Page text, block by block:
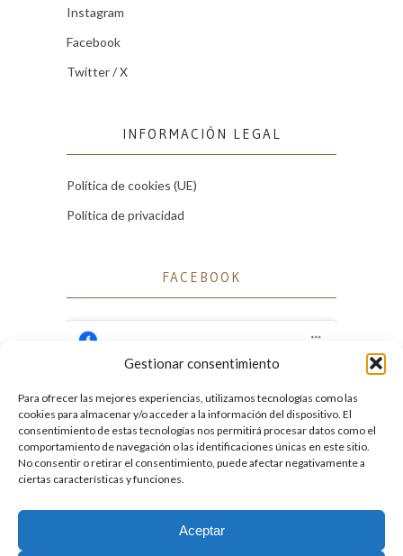
Gestionar consentimiento
Para ofrecer las mejores experiencias, utilizamos tecnologías como las
cookies para almacenar y/o acceder a la información del dispositivo. El
consentimiento de estas tecnologías nos permitirá procesar datos como el
comportamiento de navegación o las identificaciones únicas en este sitio.
No consentir o retirar el consentimiento, puede afectar negativamente a
ciertas características y funciones.
Aceptar
Instagram
Facebook
Twitter / X
INFORMACIÓN LEGAL
Política de cookies (UE)
Política de privacidad
FACEBOOK
Facebook
Haz clic para aceptar cookies de marketing
y permitir este contenido